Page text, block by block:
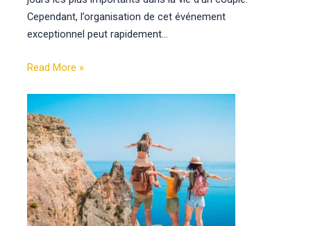
Cependant, l’organisation de cet événement
exceptionnel peut rapidement…
Read More »